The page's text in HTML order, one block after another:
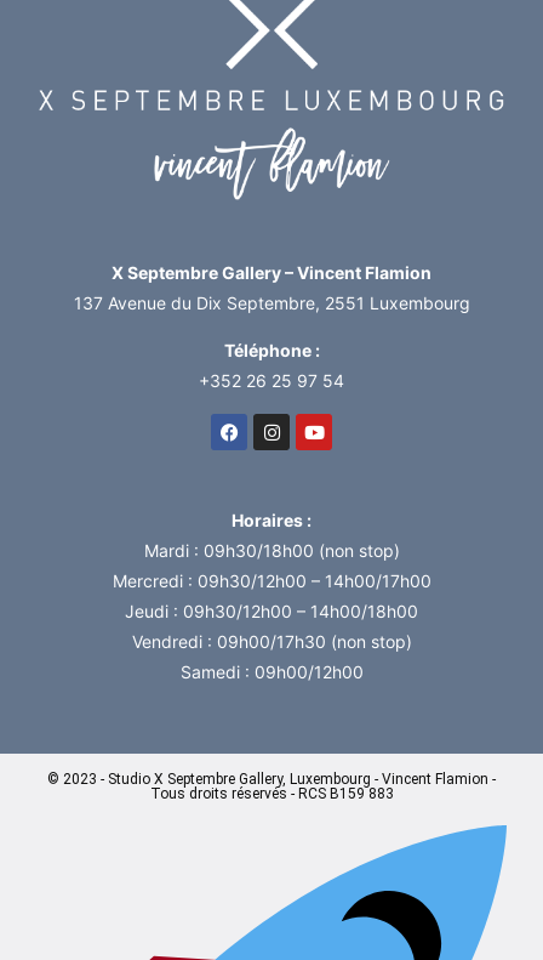
X Septembre Gallery – Vincent Flamion
137 Avenue du Dix Septembre, 2551 Luxembourg
Téléphone :
+352 26 25 97 54
Horaires :
Mardi : 09h30/18h00 (non stop)
Mercredi : 09h30/12h00 – 14h00/17h00
Jeudi : 09h30/12h00 – 14h00/18h00
Vendredi : 09h00/17h30 (non stop)
Samedi : 09h00/12h00
© 2023 - Studio X Septembre Gallery, Luxembourg - Vincent Flamion -
Tous droits réservés - RCS B159 883